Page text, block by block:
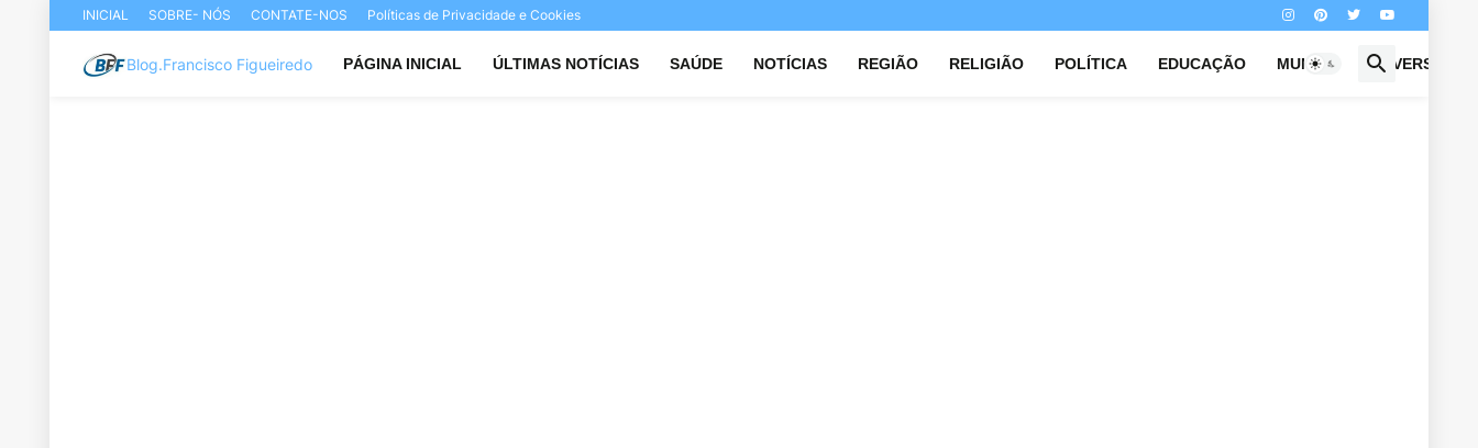
INICIAL SOBRE- NÓS CONTATE-NOS Políticas de Privacidade e Cookies
Blog.Francisco Figueiredo PÁGINA INICIAL ÚLTIMAS NOTÍCIAS SAÚDE NOTÍCIAS REGIÃO RELIGIÃO POLÍTICA EDUCAÇÃO MUNDO UNIVERSO